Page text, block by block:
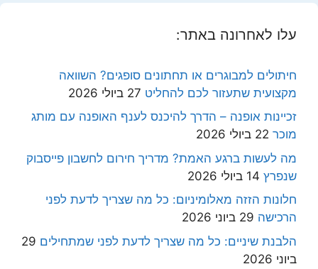
עלו לאחרונה באתר:
חיתולים למבוגרים או תחתונים סופגים? השוואה
מקצועית שתעזור לכם להחליט 27 ביולי 2026
זכיינות אופנה – הדרך להיכנס לענף האופנה עם מותג
מוכר 22 ביולי 2026
מה לעשות ברגע האמת? מדריך חירום לחשבון פייסבוק
שנפרץ 14 ביולי 2026
חלונות הזזה מאלומיניום: כל מה שצריך לדעת לפני
הרכישה 29 ביוני 2026
הלבנת שיניים: כל מה שצריך לדעת לפני שמתחילים 29
ביוני 2026